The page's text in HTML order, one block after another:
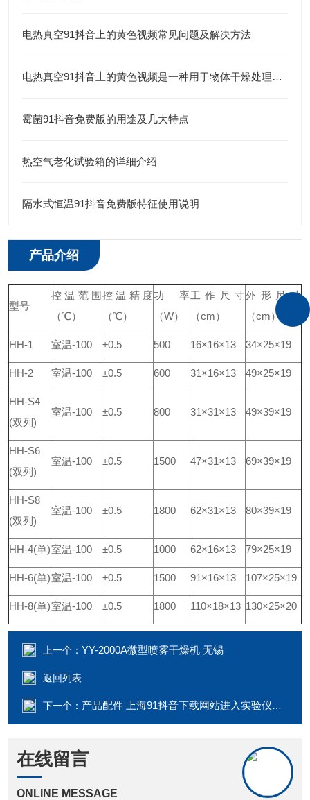
电热真空91抖音上的黄色视频常见问题及解决方法
电热真空91抖音上的黄色视频是一种用于物体干燥处理的设备
霉菌91抖音免费版的用途及几大特点
热空气老化试验箱的详细介绍
隔水式恒温91抖音免费版特征使用说明
产品介绍
型号
控温范围
（℃）
控温精度
（℃）
功率
（W）
工作尺寸
（cm）
外形尺寸
（cm）
HH-1 室温-100 ±0.5 500 16×16×13 34×25×19
HH-2 室温-100 ±0.5 600 31×16×13 49×25×19
HH-S4
(双列 )
室温-100 ±0.5 800 31×31×13 49×39×19
HH-S6
(双列 )
室温-100 ±0.5 1500 47×31×13 69×39×19
HH-S8
(双列 )
室温-100 ±0.5 1800 62×31×13 80×39×19
HH-4(单)室温-100 ±0.5 1000 62×16×13 79×25×19
HH-6(单)室温-100 ±0.5 1500 91×16×13 107×25×19
HH-8(单)室温-100 ±0.5 1800 110×18×13 130×25×20
上一个： YY-2000A微型喷雾干燥机 无锡
返回列表
下一个： 产品配件 上海91抖音下载网站进入实验仪器有限公司温控仪，仪表
在线留言
ONLINE MESSAGE